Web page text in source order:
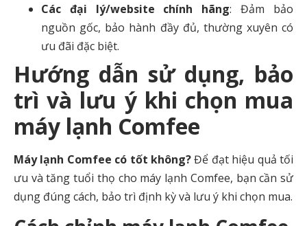
Các đại lý/website chính hãng: Đảm bảo
nguồn gốc, bảo hành đầy đủ, thường xuyên có
ưu đãi đặc biệt.
Hướng dẫn sử dụng, bảo
trì và lưu ý khi chọn mua
máy lạnh Comfee
Máy lạnh Comfee có tốt không?Để đạt hiệu quả tối
ưu và tăng tuổi thọ cho máy lạnh Comfee, bạn cần sử
dụng đúng cách, bảo trì định kỳ và lưu ý khi chọn mua.